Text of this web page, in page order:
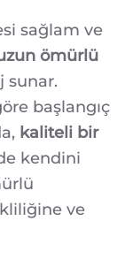
sağlam ve
ömürlü
sunar.
başlangıç
kaliteli bir
kendini
ve